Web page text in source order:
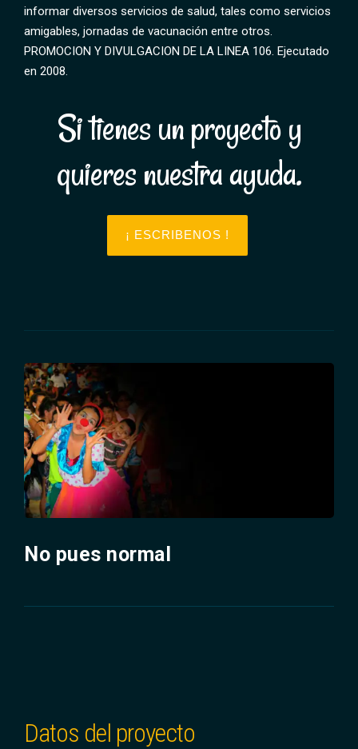
informar diversos servicios de salud, tales como servicios
amigables, jornadas de vacunación entre otros.
PROMOCION Y DIVULGACION DE LA LINEA 106. Ejecutado
en 2008.
Si tienes un proyecto y
quieres nuestra ayuda.
¡ ESCRIBENOS !
No pues normal
Datos del proyecto